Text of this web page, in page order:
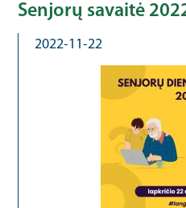
Senjorų savaitė
2022-11-22